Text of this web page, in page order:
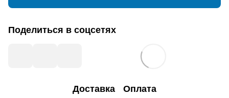
Поделиться в соцсетях
Доставка Оплата